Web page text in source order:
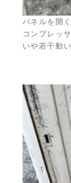
パネルを開
コンプレッ
いや若干動